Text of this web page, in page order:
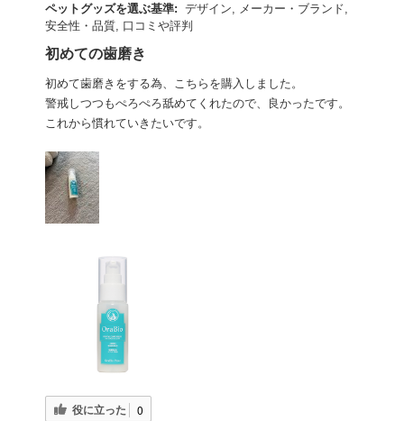
ペットグッズを選ぶ基準: デザイン, メーカー・ブランド,
安全性・品質, 口コミや評判
初めての歯磨き
初めて歯磨きをする為、こちらを購入しました。
警戒しつつもぺろぺろ舐めてくれたので、良かったです。
これから慣れていきたいです。
役に立った 0